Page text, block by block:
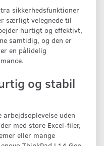
sikkerhedsfunktioner
særligt velegnede til
hurtigt og effektivt,
samtidig, og den er
en pålidelig
og stabil
arbejdsoplevelse uden
med store Excel-filer,
eller mange